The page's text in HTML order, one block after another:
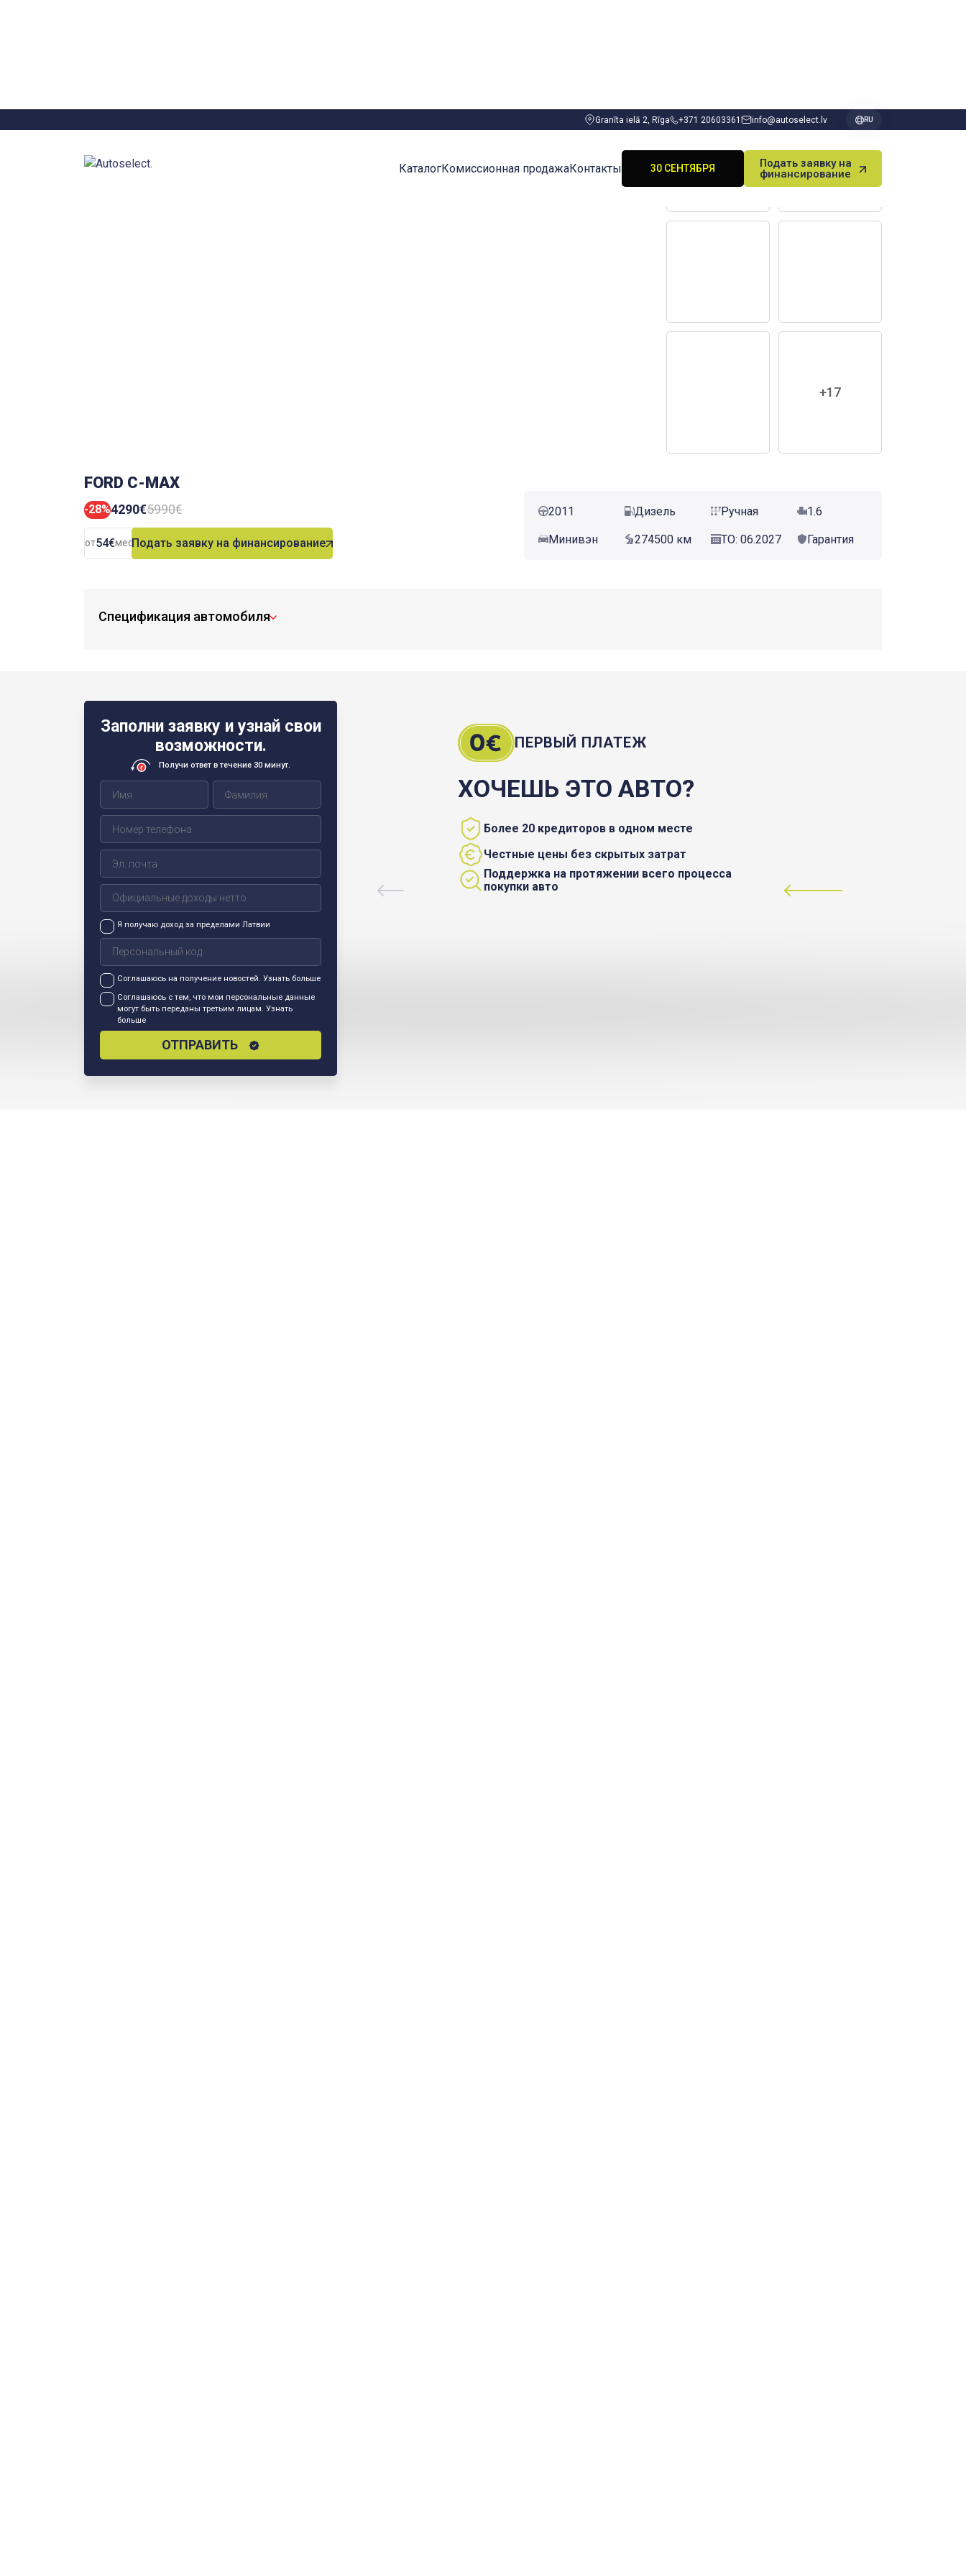
Granīta ielā 2, Rīga +371 20603361 info@autoselect.lv RU
КаталогКомиссионная продажаКонтакты 30 СЕНТЯБРЯ
Подать заявку на
финансирование
+17
FORD C-MAX
-28%4290€5990€
от54€мес.Подать заявку на финансирование
2011 Дизель Ручная 1.6
Минивэн 274500 км ТО: 06.2027 Гарантия
Спецификация автомобиля
Заполни заявку и узнай свои
возможности.
Получи ответ в течение 30 минут.
Я получаю доход за пределами Латвии
Соглашаюсь на получение новостей.Узнать больше
Соглашаюсь с тем, что мои персональные данные
могут быть переданы третьим лицам.Узнать
больше
ОТПРАВИТЬ
ПЕРВЫЙ ПЛАТЕЖ
ХОЧЕШЬ ЭТО АВТО?
Более 20 кредиторов в одном месте
Честные цены без скрытых затрат
Поддержка на протяжении всего процесса
покупки авто